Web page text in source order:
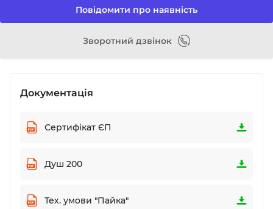
Повідомити про наявність
Зворотний дзвінок
Документація
Сертифікат ЄП
Душ 200
Тех. умови "Пайка"